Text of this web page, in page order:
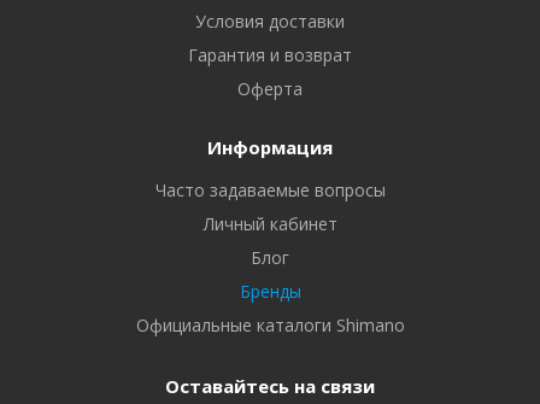
Условия доставки
Гарантия и возврат
Оферта
Информация
Часто задаваемые вопросы
Личный кабинет
Блог
Бренды
Официальные каталоги Shimano
Оставайтесь на связи